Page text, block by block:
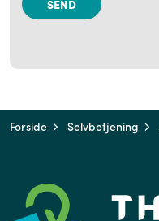
Forside Selvbetjening